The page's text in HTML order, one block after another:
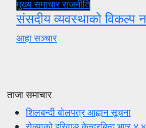
मुख्य समाचारराजनीति
संसदीय व्यवस्थाको विकल्प
आहा सञ्चार
ताजा समाचार
शिलबन्दी बोलपत्र आह्वान सूचना